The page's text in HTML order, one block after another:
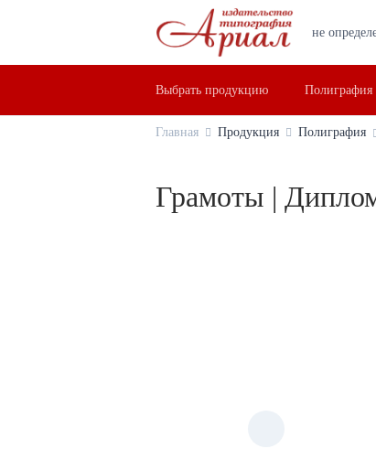
не
Выбрать продукцию Полиграфия
Главная Продукция Полиграфия
Грамоты |